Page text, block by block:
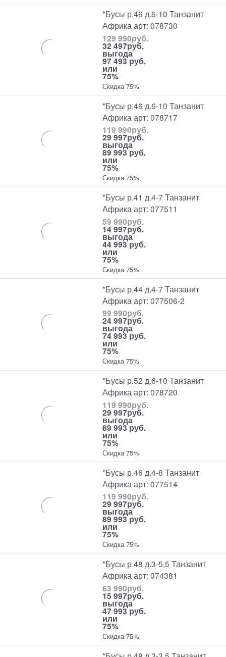
*Бусы р.46 д.6-10 Танзанит
Африка арт: 078730
129 990руб.
32 497руб.
выгода
97 493 руб.
или
75%
Скидка 75%
*Бусы р.46 д.6-10 Танзанит
Африка арт: 078717
119 990руб.
29 997руб.
выгода
89 993 руб.
или
75%
Скидка 75%
*Бусы р.41 д.4-7 Танзанит
Африка арт: 077511
59 990руб.
14 997руб.
выгода
44 993 руб.
или
75%
Скидка 75%
*Бусы р.44 д.4-7 Танзанит
Африка арт: 077506-2
99 990руб.
24 997руб.
выгода
74 993 руб.
или
75%
Скидка 75%
*Бусы р.52 д.6-10 Танзанит
Африка арт: 078720
119 990руб.
29 997руб.
выгода
89 993 руб.
или
75%
Скидка 75%
*Бусы р.46 д.4-8 Танзанит
Африка арт: 077514
119 990руб.
29 997руб.
выгода
89 993 руб.
или
75%
Скидка 75%
*Бусы р.48 д.3-5,5 Танзанит
Африка арт: 074381
63 990руб.
15 997руб.
выгода
47 993 руб.
или
75%
Скидка 75%